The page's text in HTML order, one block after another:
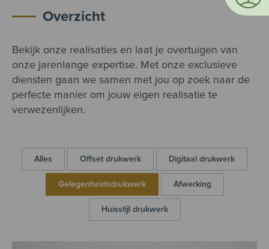
Overzicht
Bekijk onze realisaties en laat je overtuigen van
onze jarenlange expertise. Met onze exclusieve
diensten gaan we samen met jou op zoek naar de
perfecte manier om jouw eigen realisatie te
verwezenlijken.
Alles Offset drukwerk Digitaal drukwerk
Gelegenheidsdrukwerk Afwerking
Huisstijl drukwerk